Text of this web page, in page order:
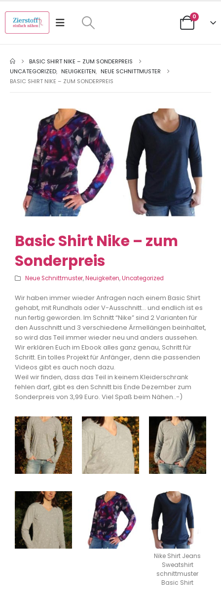
0
BASIC SHIRT NIKE – ZUM SONDERPREIS
UNCATEGORIZED, NEUIGKEITEN, NEUE SCHNITTMUSTER
BASIC SHIRT NIKE – ZUM SONDERPREIS
Basic Shirt Nike – zum
Sonderpreis
Neue Schnittmuster,Neuigkeiten,Uncategorized
Wir haben immer wieder Anfragen nach einem Basic Shirt
gehabt, mit Rundhals oder V-Ausschnitt… und endlich ist es
nun fertig geworden. Im Schnitt “Nike” sind 2 Varianten für
den Ausschnitt und 3 verschiedene Ärmellängen beinhaltet,
so wird das Teil immer wieder neu und anders aussehen.
Wir erklären Euch im Ebook alles ganz genau, Schritt für
Schritt. Ein tolles Projekt für Anfänger, denn die passenden
Videos gibt es auch noch dazu.
Weil wir finden, dass das Teil in keinem Kleiderschrank
fehlen darf, gibt es den Schnitt bis Ende Dezember zum
Sonderpreis von 3,99 Euro. Viel Spaß beim Nähen..-)
Nike Shirt Jeans
Sweatshirt
schnittmuster
Basic Shirt